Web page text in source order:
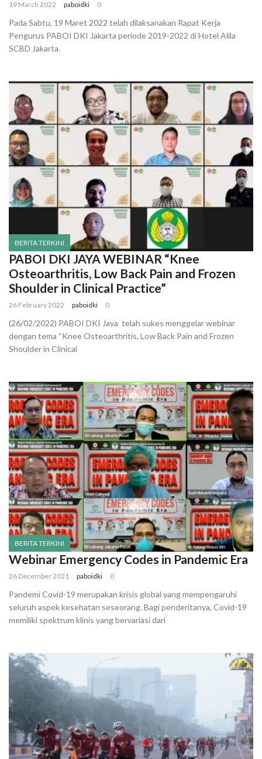
19 March 2022 paboidki 0
Pada Sabtu, 19 Maret 2022 telah dilaksanakan Rapat Kerja
Pengurus PABOI DKI Jakarta periode 2019-2022 di Hotel Alila
SCBD Jakarta.
BERITA TERKINI
PABOI DKI JAYA WEBINAR “Knee
Osteoarthritis, Low Back Pain and Frozen
Shoulder in Clinical Practice”
26 February 2022 paboidki 0
(26/02/2022) PABOI DKI Jaya telah sukes menggelar webinar
dengan tema “Knee Osteoarthritis, Low Back Pain and Frozen
Shoulder in Clinical
BERITA TERKINI
Webinar Emergency Codes in Pandemic Era
26 December 2021 paboidki 0
Pandemi Covid-19 merupakan krisis global yang mempengaruhi
seluruh aspek kesehatan seseorang. Bagi penderitanya, Covid-19
memiliki spektrum klinis yang bervariasi dari